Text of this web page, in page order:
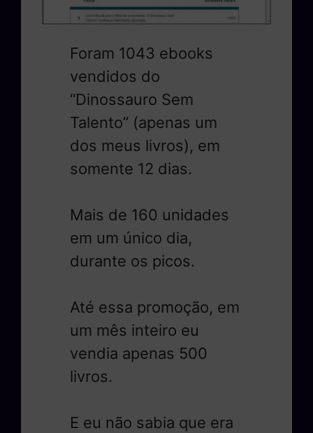
Foram 1043 ebooks
vendidos do
“Dinossauro Sem
Talento” (apenas um
dos meus livros), em
somente 12 dias.
Mais de 160 unidades
em um único dia,
durante os picos.
Até essa promoção, em
um mês inteiro eu
vendia apenas 500
livros.
E eu não sabia que era